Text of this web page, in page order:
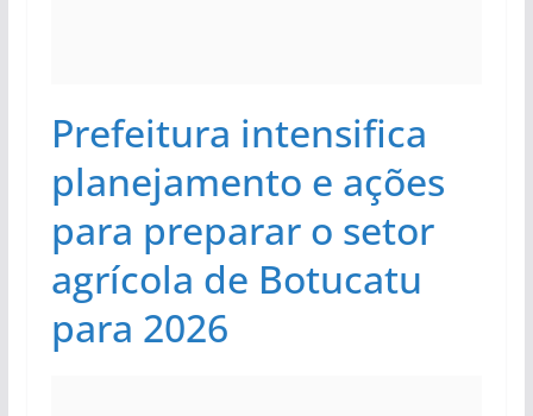
Prefeitura intensifica
planejamento e ações
para preparar o setor
agrícola de Botucatu
para 2026